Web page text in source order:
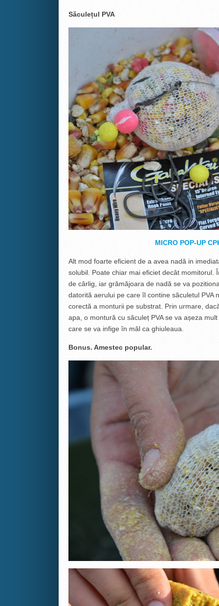
Săculețul PVA
MICRO POP-UP
Alt mod foarte eficient de a avea nadă in
solubil. Poate chiar mai eficiet decât
de cârlig, iar grămăjoara de nadă se va
datorită aerului pe care îl contine săculetul
corectă a monturii pe substrat. Prin urmare,
apa, o montură cu săculeț PVA se va așeza
care se va infige în mâl ca ghiuleaua.
Bonus. Amestec popular.